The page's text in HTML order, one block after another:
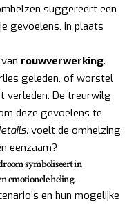
suggereert een
gevoelens, in plaats
rouwverwerking.
geleden, of worstel
verleden. De treurwilg
deze gevoelens te
voelt de omhelzing
eenzaam?
symboliseert in
emotionele heling.
en hun mogelijke